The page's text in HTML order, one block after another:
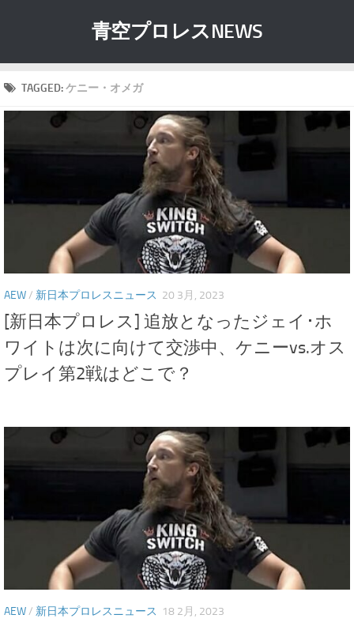
青空プロレスNEWS
TAGGED:ケニー・オメガ
AEW/ 新日本プロレスニュース 20 3月, 2023
[新日本プロレス] 追放となったジェイ･ホ
ワイトは次に向けて交渉中、ケニーvs.オス
プレイ第2戦はどこで？
AEW/ 新日本プロレスニュース 18 2月, 2023